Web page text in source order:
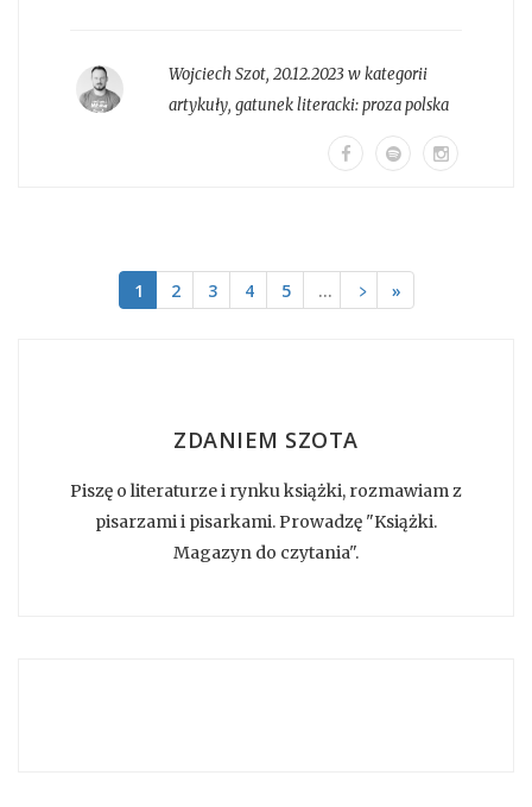
Wojciech Szot, 20.12.2023 w kategorii
artykuły, gatunek literacki:proza polska
1 2 3 4 5 … ﹥ »
ZDANIEM SZOTA
Piszę o literaturze i rynku książki, rozmawiam z
pisarzami i pisarkami. Prowadzę "Książki.
Magazyn do czytania".